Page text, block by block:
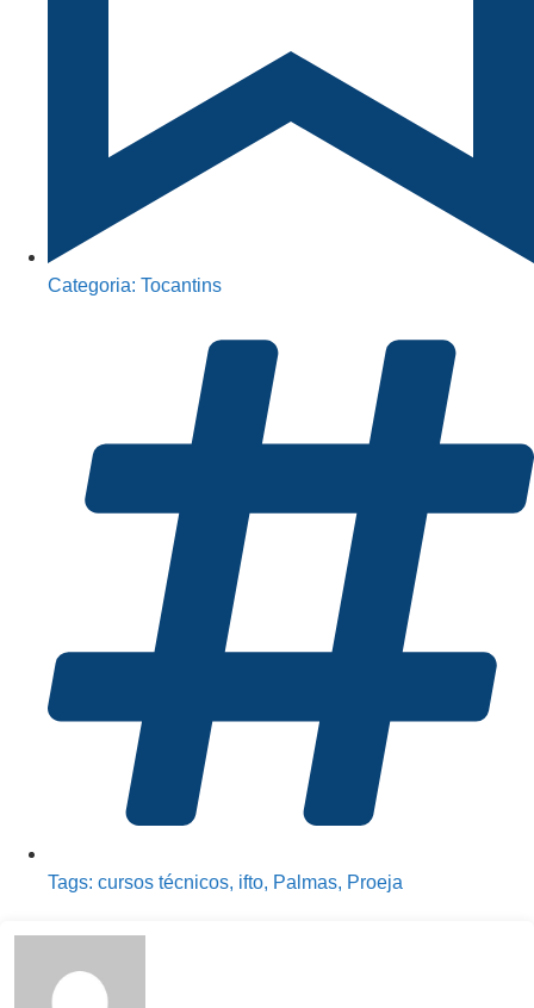
Categoria: Tocantins
Tags: cursos técnicos, ifto, Palmas, Proeja